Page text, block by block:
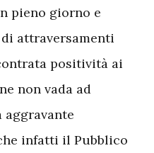
pieno giorno e
attraversamenti
positività ai
non vada ad
infatti il Pubblico